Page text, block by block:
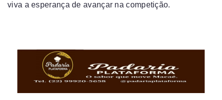
viva a esperança de avançar na competição.